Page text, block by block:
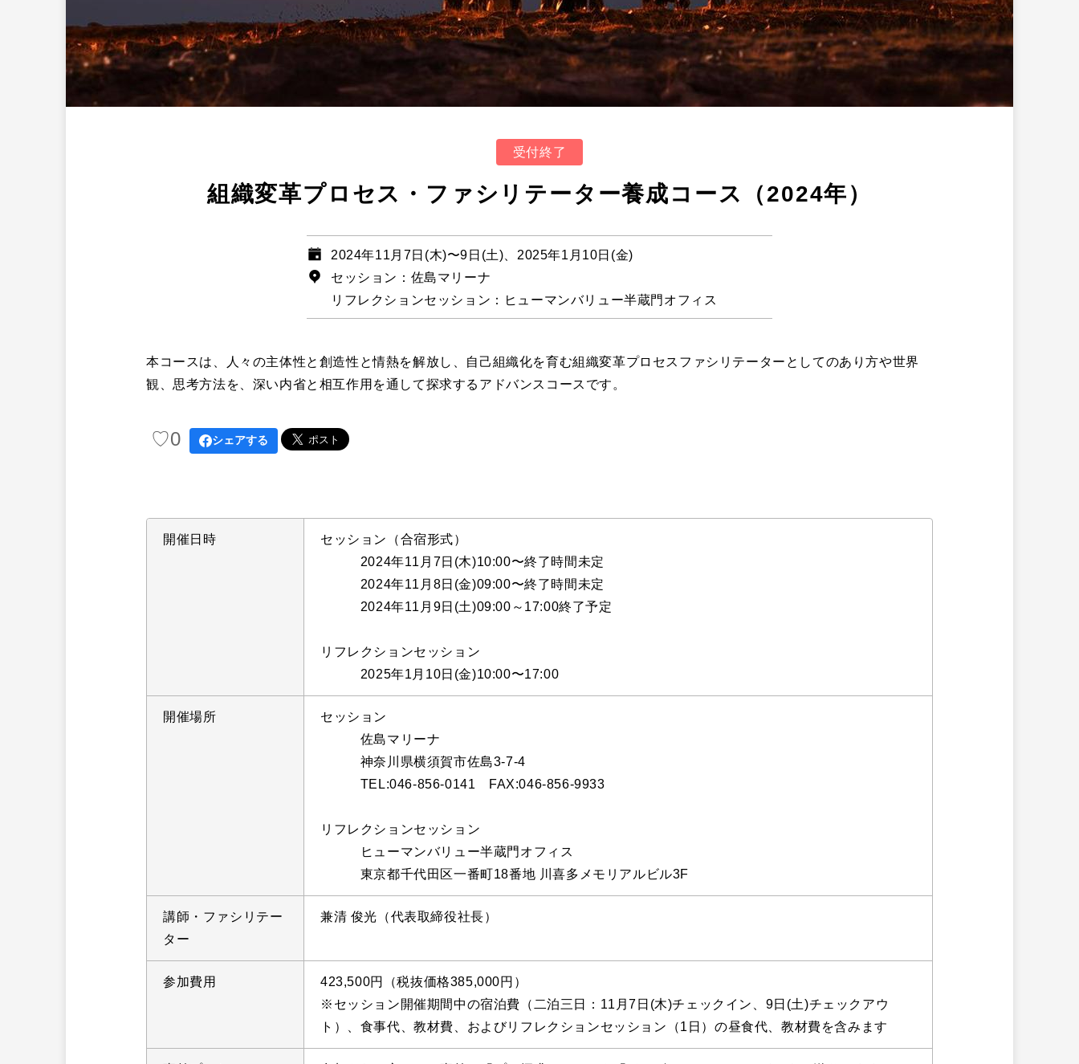
受付終了
組織変革プロセス・ファシリテーター養成コース（2024年）
2024年11月7日(木)〜9日(土)、2025年1月10日(金)
セッション：佐島マリーナ
リフレクションセッション：ヒューマンバリュー半蔵門オフィス
本コースは、人々の主体性と創造性と情熱を解放し、自己組織化を育む組織変革プロセスファシリテーターとしてのあり方や世界
観、思考方法を、深い内省と相互作用を通して探求するアドバンスコースです。
♡0 シェアする
開催日時
セッション（合宿形式）
2024年11月7日(木)10:00〜終了時間未定
2024年11月8日(金)09:00〜終了時間未定
2024年11月9日(土)09:00～17:00終了予定
リフレクションセッション
2025年1月10日(金)10:00〜17:00
開催場所
セッション
佐島マリーナ
神奈川県横須賀市佐島3-7-4
TEL:046-856-0141 FAX:046-856-9933
リフレクションセッション
ヒューマンバリュー半蔵門オフィス
東京都千代田区一番町18番地 川喜多メモリアルビル3F
講師・ファシリテー
ター
兼清 俊光（代表取締役社長）
参加費用
423,500円（税抜価格385,000円）
※セッション開催期間中の宿泊費（二泊三日：11月7日(木)チェックイン、9日(土)チェックアウ
ト）、食事代、教材費、およびリフレクションセッション（1日）の昼食代、教材費を含みます